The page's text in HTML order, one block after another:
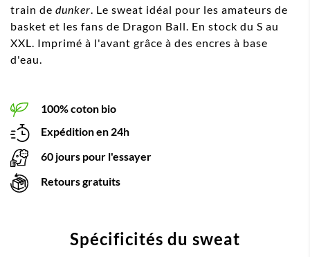
train de dunker . Le sweat idéal pour les amateurs de
basket et les fans de Dragon Ball. En stock du S au
XXL. Imprimé à l'avant grâce à des encres à base
d'eau.
100% coton bio
Expédition en 24h
60 jours pour l'essayer
Retours gratuits
Spécificités du sweat